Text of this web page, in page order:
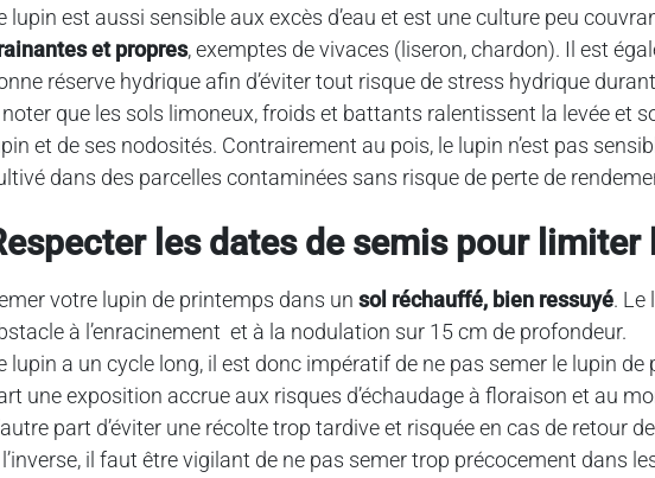
lupin est aussi sensible aux excès d’eau et est une culture peu
et propres, exemptes de vivaces (liseron, chardon). Il est
réserve hydrique afin d’éviter tout risque de stress hydrique durant
noter que les sols limoneux, froids et battants ralentissent la levée et
et de ses nodosités.​​​​​​​ Contrairement au pois, le lupin n’est pas
dans des parcelles contaminées sans risque de perte de
les dates de semis pour
votre lupin de printemps dans un sol réchauffé, bien ressuyé. Le
à l’enracinement et à la nodulation sur 15 cm de profondeur.
lupin a un cycle long, il est donc impératif de ne pas semer le lupin de
une exposition accrue aux risques d’échaudage à floraison et au
part d’éviter une récolte trop tardive et risquée en cas de retour
il faut être vigilant de ne pas semer trop précocement dans